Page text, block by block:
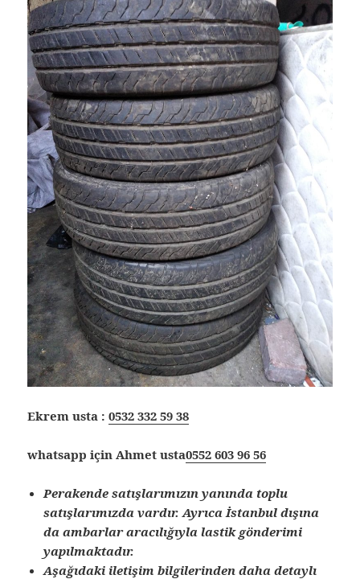
Ekrem usta :0532 332 59 38
whatsapp için Ahmet usta0552 603 96 56
Perakende satışlarımızın yanında toplu
satışlarımızda vardır. Ayrıca İstanbul dışına
da ambarlar aracılığıyla lastik gönderimi
yapılmaktadır.
Aşağıdaki iletişim bilgilerinden daha detaylı